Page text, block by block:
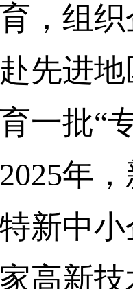
，组
先进
一批“
年
新中
高新